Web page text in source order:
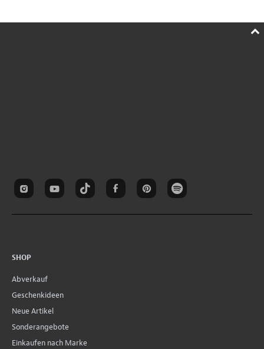
SHOP
Abverkauf
Geschenkideen
Neue Artikel
Sonderangebote
Einkaufen nach Marke